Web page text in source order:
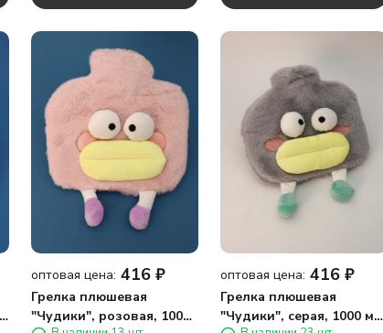
оптовая цена: 416 ₽
Грелка плюшевая
"Чудики", розовая, 1000
оптовая цена: 416 ₽
Грелка плюшевая
"Чудики", серая, 1000 мл